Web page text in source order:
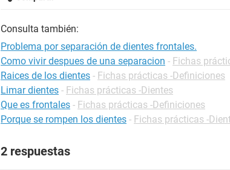
Consulta también:
Problema por separación de dientes frontales.
Como vivir despues de una separacion - Fichas
Raices de los dientes - Fichas prácticas -Definiciones
Limar dientes - Fichas prácticas -Dientes
Que es frontales - Fichas prácticas -Definiciones
Porque se rompen los dientes - Fichas prácticas -
2 respuestas